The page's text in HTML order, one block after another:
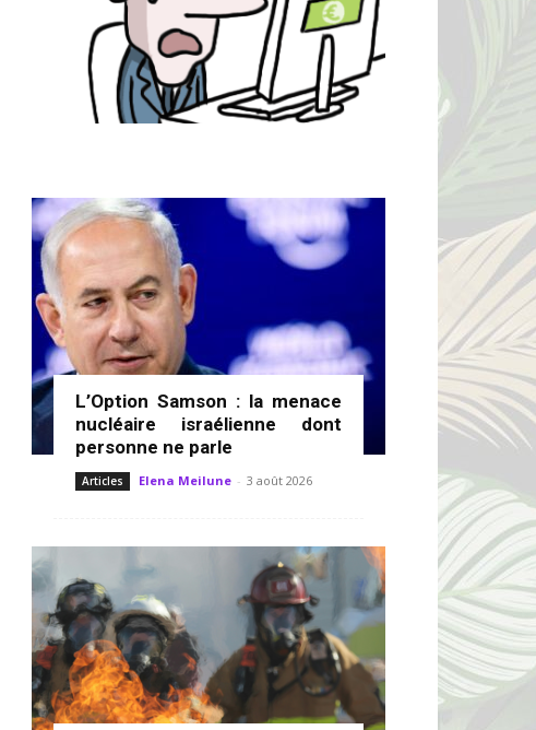
L’Option Samson : la menace
nucléaire israélienne dont
personne ne parle
Articles Elena Meilune - 3 août 2026